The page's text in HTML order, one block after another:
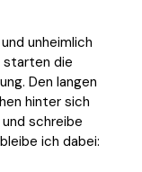
unheimlich
starten die
Den langen
hinter sich
schreibe
ich dabei: